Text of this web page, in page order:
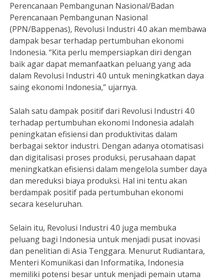
Perencanaan Pembangunan Nasional/Badan
Perencanaan Pembangunan Nasional
(PPN/Bappenas), Revolusi Industri 4.0 akan membawa
dampak besar terhadap pertumbuhan ekonomi
Indonesia. “Kita perlu mempersiapkan diri dengan
baik agar dapat memanfaatkan peluang yang ada
dalam Revolusi Industri 4.0 untuk meningkatkan daya
saing ekonomi Indonesia,” ujarnya.
Salah satu dampak positif dari Revolusi Industri 4.0
terhadap pertumbuhan ekonomi Indonesia adalah
peningkatan efisiensi dan produktivitas dalam
berbagai sektor industri. Dengan adanya otomatisasi
dan digitalisasi proses produksi, perusahaan dapat
meningkatkan efisiensi dalam mengelola sumber daya
dan mereduksi biaya produksi. Hal ini tentu akan
berdampak positif pada pertumbuhan ekonomi
secara keseluruhan.
Selain itu, Revolusi Industri 4.0 juga membuka
peluang bagi Indonesia untuk menjadi pusat inovasi
dan penelitian di Asia Tenggara. Menurut Rudiantara,
Menteri Komunikasi dan Informatika, Indonesia
memiliki potensi besar untuk menjadi pemain utama